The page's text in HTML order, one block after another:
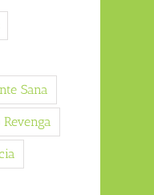
Sana
Revenga